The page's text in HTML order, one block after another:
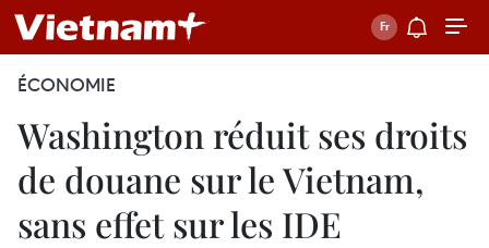
ÉCONOMIE
Washington réduit ses droits
de douane sur le Vietnam,
sans effet sur les IDE